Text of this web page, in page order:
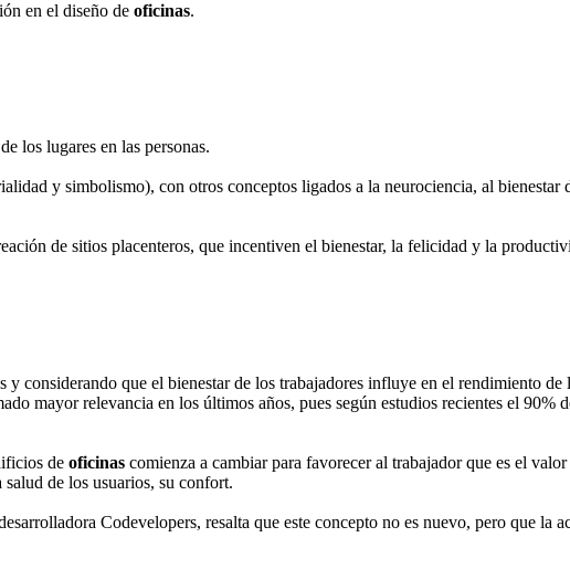
en el diseño de oficinas.
los lugares en las personas.
y simbolismo), con otros conceptos ligados a la neurociencia, al
de sitios placenteros, que incentiven el bienestar, la felicidad y la
y considerando que el bienestar de los trabajadores influye en el rendimiento de
mayor relevancia en los últimos años, pues según estudios recientes el 90%
de oficinas comienza a cambiar para favorecer al trabajador que es el
de los usuarios, su confort.
Codevelopers, resalta que este concepto no es nuevo, pero que la